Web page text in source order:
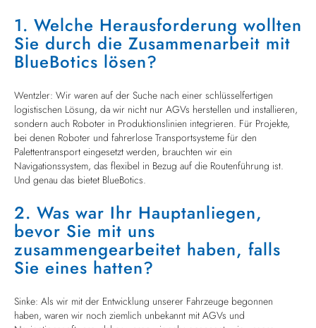
1. Welche Herausforderung wollten
Sie durch die Zusammenarbeit mit
BlueBotics lösen?
Wentzler: Wir waren auf der Suche nach einer schlüsselfertigen
logistischen Lösung, da wir nicht nur AGVs herstellen und installieren,
sondern auch Roboter in Produktionslinien integrieren. Für Projekte,
bei denen Roboter und fahrerlose Transportsysteme für den
Palettentransport eingesetzt werden, brauchten wir ein
Navigationssystem, das flexibel in Bezug auf die Routenführung ist.
Und genau das bietet BlueBotics.
2. Was war Ihr Hauptanliegen,
bevor Sie mit uns
zusammengearbeitet haben, falls
Sie eines hatten?
Sinke: Als wir mit der Entwicklung unserer Fahrzeuge begonnen
haben, waren wir noch ziemlich unbekannt mit AGVs und